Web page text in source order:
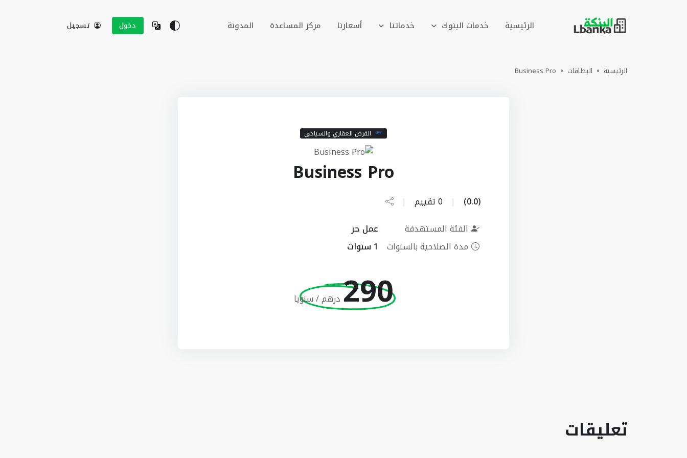
الرئيسية خدمات البنوك خدماتنا أسعارنا مركز المساعدة المدونة دخول تسجيل
الرئيسية البطاقات Business Pro
القرض العقاري والسياحي
Business Pro
(0.0)
| 0 تقييم
|
الفئة المستهدفة
عمل حر
مدة الصلاحية بالسنوات
1 سنوات
290درهم / سنويا
تعليقات